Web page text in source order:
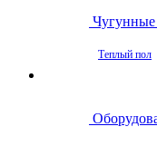
Чугунные
Теплый пол